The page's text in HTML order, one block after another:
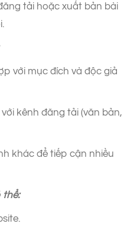
tải hoặc xuất bản bài
với mục đích và độc giả
kênh đăng tải (văn bản,
khác để tiếp cận nhiều
thể: